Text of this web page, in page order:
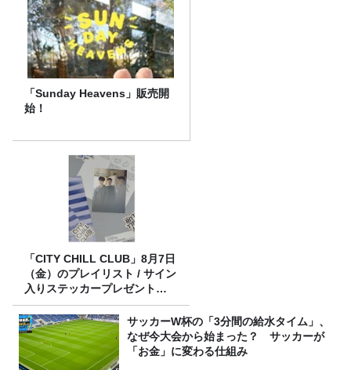
「Sunday Heavens」販売開
始！
「CITY CHILL CLUB」8月7日
（金）のプレイリスト / サイン
入りステッカープレゼント有
り
サッカーW杯の「3分間の給水タイム」、
なぜ今大会から始まった？ サッカーが
「お金」に変わる仕組み